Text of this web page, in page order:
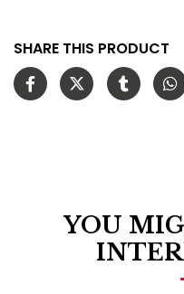
SHARE THIS PRODUCT
YOU